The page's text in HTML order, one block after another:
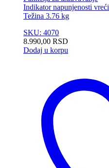
Indikator napunjenosti
Težina 3.76 kg
SKU: 4070
8.990,00 RSD
Dodaj u korpu